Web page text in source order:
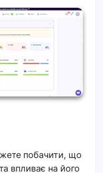
побачити, що
впливає на його